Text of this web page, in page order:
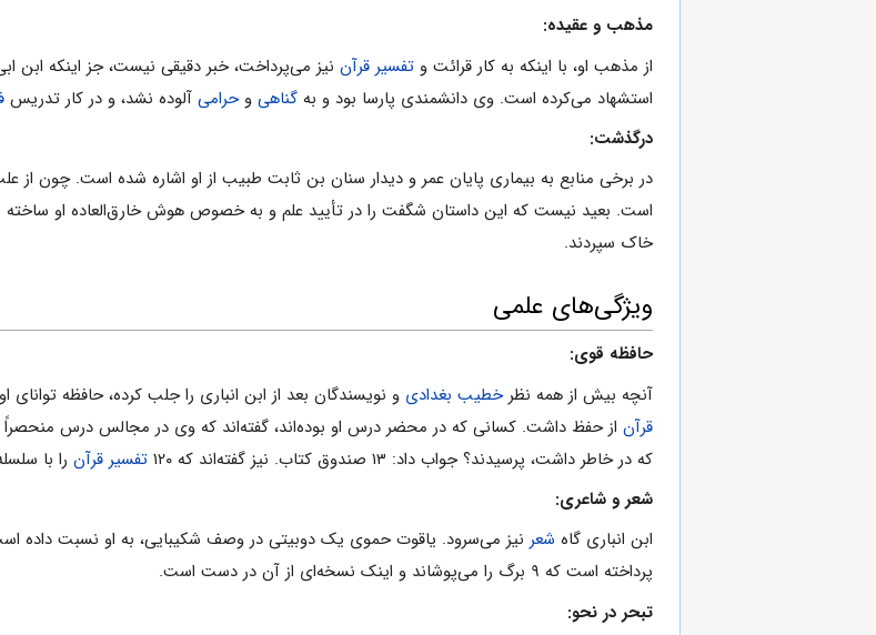
مذهب و عقیده:
از مذهب‌ او، با اینکه‌ به‌ کار قرائت‌ و تفسیر قرآن‌ نیز می‌پرداخت‌، خبر دقیقی‌ نیست، جز اینکه‌ ابن‌
استشهاد می‌کرده‌ است‌. وی‌ دانشمندی‌ پارسا بود و به‌ گناهی‌ وحرامی‌ آلوده‌ نشد، و در کار تدریس‌
درگذشت:
است‌. بعید نیست‌ که‌ این‌ داستان‌ شگفت‌ را در تأیید علم‌ و به‌ خصوص‌ هوش‌ خارق‌العاده او ساخته‌
خاک‌ سپردند.
ویژگی‌های علمی
حافظه قوی:
آنچه‌ بیش‌ از همه‌ نظرخطیب‌ بغدادی‌ و نویسندگان‌ بعد از ابن‌ انباری‌ را جلب‌ کرده‌، حافظه توانای‌
قرآن‌ از حفظ داشت‌. کسانی‌ که‌ در محضر درس‌ او بوده‌اند، گفته‌اند که‌ وی‌ در مجالس‌ درس‌ منحصراً بر
که‌ در خاطر داشت‌، پرسیدند؟ جواب‌ داد: ۱۳ صندوق‌ کتاب‌. نیز گفته‌اند که‌ ۱۲۰
تفسیر قرآن‌ را با
شعر و شاعری:
ابن‌ انباری‌ گاه‌ شعر نیز می‌سرود. یاقوت‌ حموی یک‌ دوبیتی‌ در وصف‌ شکیبایی‌، به‌ او نسبت‌ داده‌
پرداخته‌ است‌ که‌ ۹ برگ‌ را می‌پوشاند و اینک‌ نسخه‌ای‌ از آن‌ در دست‌ است‌.
تبحر در نحو: